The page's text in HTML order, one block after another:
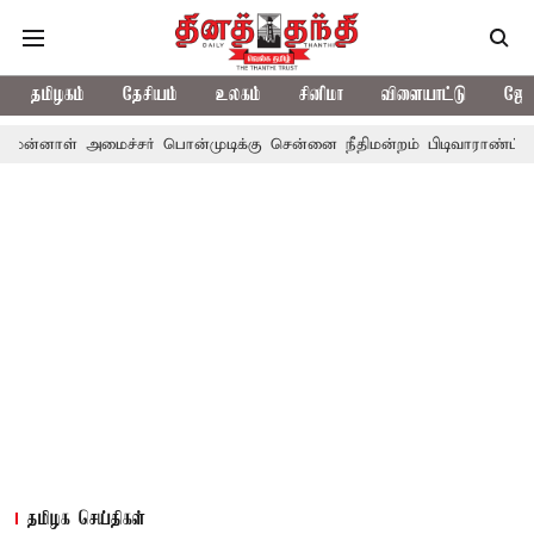
தமிழகம் தேசியம் உலகம் சினிமா விளையாட்டு
பொன்முடிக்கு சென்னை நீதிமன்றம் பிடிவாராண்ட்
தமிழக செய்திகள்